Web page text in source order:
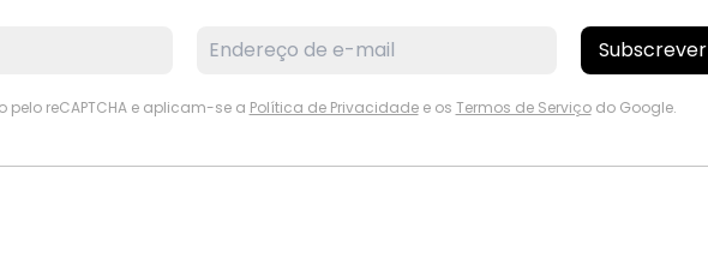
Subscrever
pelo reCAPTCHA e aplicam-se a Política de Privacidadee os Termos de Serviçodo Google.